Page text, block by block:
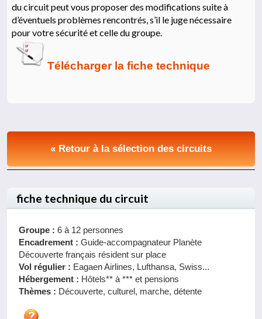
du circuit peut vous proposer des modifications suite à
d’éventuels problèmes rencontrés, s’il le juge nécessaire
pour votre sécurité et celle du groupe.
Télécharger la fiche technique
« Retour à la sélection des circuits
fiche technique du circuit
Groupe : 6 à 12 personnes
Encadrement : Guide-accompagnateur Planète
Découverte français résident sur place
Vol régulier : Eagaen Airlines, Lufthansa, Swiss...
Hébergement : Hôtels** à *** et pensions
Thèmes : Découverte, culturel, marche, détente